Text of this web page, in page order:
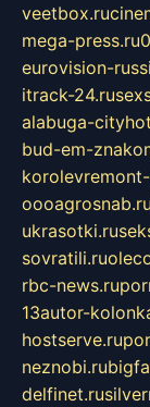
veetbox.ru
mega-press.ru
eurovision-
itrack-24.ru
alabuga-
bud-em-
oooagrosnab.ru
ukrasotki.ru
sovratili.ru
rbc-news.ru
13autor-
hostserve.ru
neznobi.ru
delfinet.ru